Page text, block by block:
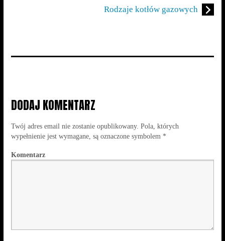
Rodzaje kotłów gazowych
DODAJ KOMENTARZ
Twój adres email nie zostanie opublikowany. Pola, których
wypełnienie jest wymagane, są oznaczone symbolem *
Komentarz